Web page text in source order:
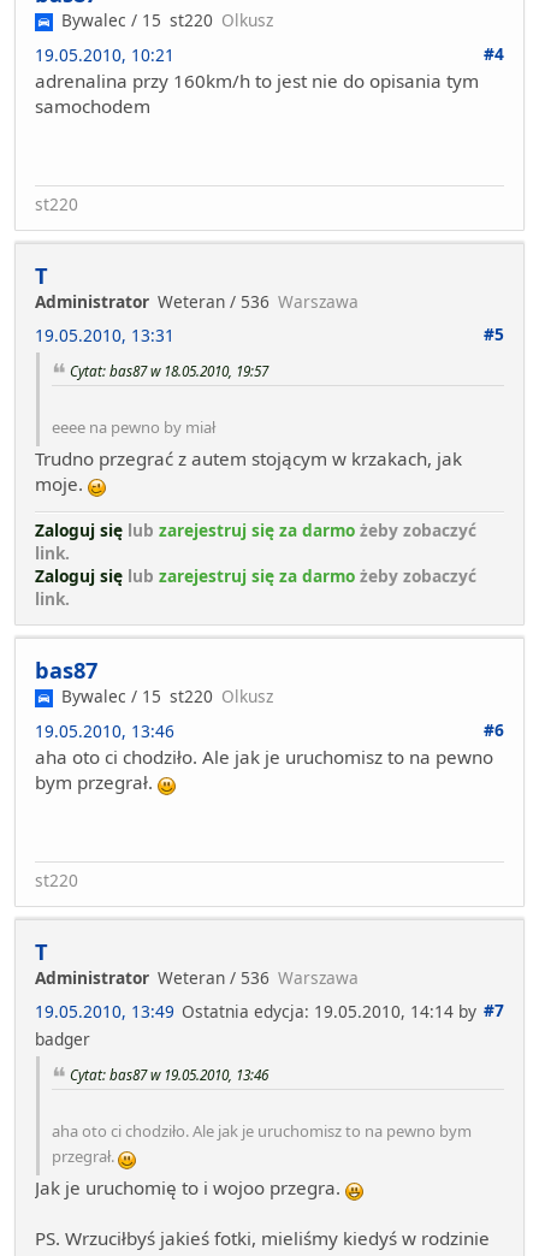
Bywalec / 15 st220 Olkusz
19.05.2010, 10:21
#4
adrenalina przy 160km/h to jest nie do opisania tym
samochodem
st220
T
Administrator Weteran / 536 Warszawa
19.05.2010, 13:31
#5
Cytat: bas87 w 18.05.2010, 19:57
eeee na pewno by miał
Trudno przegrać z autem stojącym w krzakach, jak
moje.
Zaloguj się lub zarejestruj się za darmo żeby zobaczyć
link.
Zaloguj się lub zarejestruj się za darmo żeby zobaczyć
link.
bas87
Bywalec / 15 st220 Olkusz
19.05.2010, 13:46
#6
aha oto ci chodziło. Ale jak je uruchomisz to na pewno
bym przegrał.
st220
T
Administrator Weteran / 536 Warszawa
19.05.2010, 13:49
#7
Ostatnia edycja: 19.05.2010, 14:14 by
badger
Cytat: bas87 w 19.05.2010, 13:46
aha oto ci chodziło. Ale jak je uruchomisz to na pewno bym
przegrał.
Jak je uruchomię to i wojoo przegra.
PS. Wrzuciłbyś jakieś fotki, mieliśmy kiedyś w rodzinie